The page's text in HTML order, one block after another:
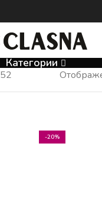
Категории
52
-20%